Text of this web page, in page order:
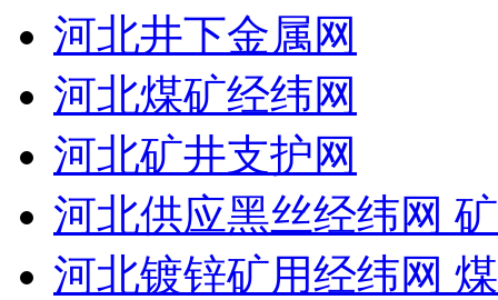
河北井下金属网
河北煤矿经纬网
河北矿井支护网
河北供应黑丝经纬网
河北镀锌矿用经纬网